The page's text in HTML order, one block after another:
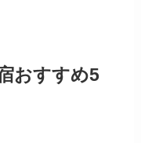
おすすめ5